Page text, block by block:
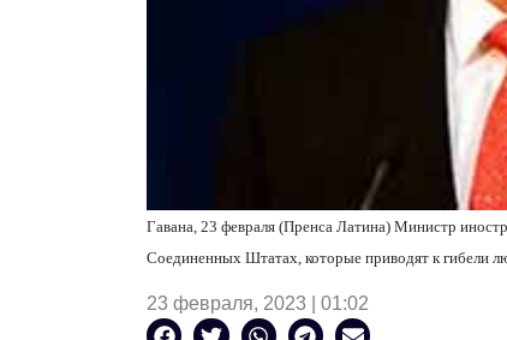
Гавана, 23 февраля (Пренса Латина) Министр
Соединенных Штатах, которые приводят к гибели
23 февраля, 2023 | 01:02